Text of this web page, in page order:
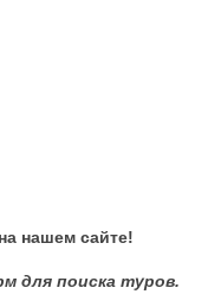
нашем сайте!
для поиска туров.